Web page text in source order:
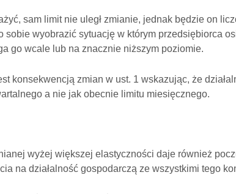
sam limit nie uległ zmianie, jednak będzie on
sobie wyobrazić sytuację w którym przedsiębiorca
go wcale lub na znacznie niższym poziomie.
konsekwencją zmian w ust. 1 wskazując, że
a nie jak obecnie limitu miesięcznego.
wyżej większej elastyczności daje również
na działalność gospodarczą ze wszystkimi tego